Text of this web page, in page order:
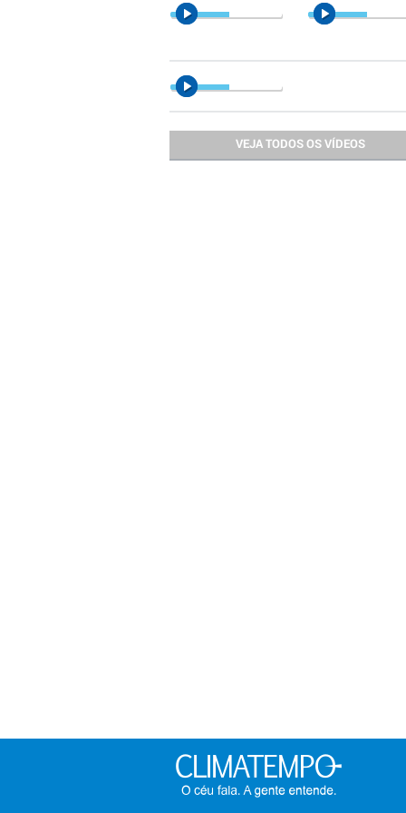
VEJA TODOS OS VÍDEOS